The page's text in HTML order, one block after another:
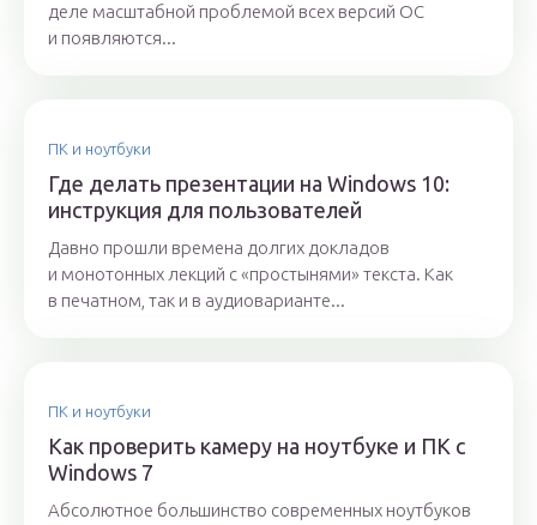
деле масштабной проблемой всех версий ОС
и появляются...
ПК и ноутбуки
Где делать презентации на Windows 10:
инструкция для пользователей
Давно прошли времена долгих докладов
и монотонных лекций с «простынями» текста. Как
в печатном, так и в аудиоварианте...
ПК и ноутбуки
Как проверить камеру на ноутбуке и ПК с
Windows 7
Абсолютное большинство современных ноутбуков